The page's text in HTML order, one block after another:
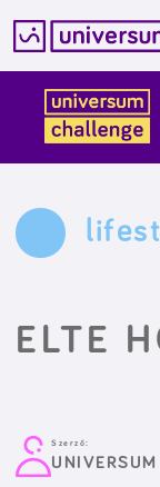
tartalomba
ELTE
Szerző:
UNIVERSUM